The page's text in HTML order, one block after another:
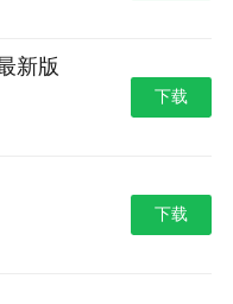
凭借其精致的3D画
多层次的养成系统，
了极高的可玩性。智
变数，而丰富的多人
互动与长期目标感。
特战机流派并在排行
空战手机版游戏无疑
新版
下载
下载